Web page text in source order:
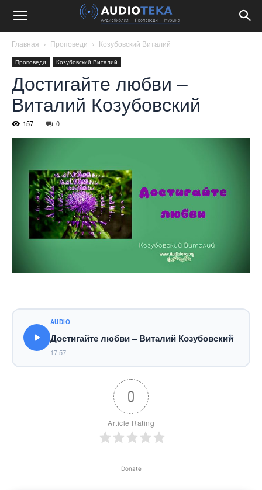
Главная Проповеди Козубовский Виталий
Проповеди Козубовский Виталий
Достигайте любви –
Виталий Козубовский
157 0
AUDIO
Достигайте любви – Виталий Козубовский
17:57
0
Article Rating
Donate